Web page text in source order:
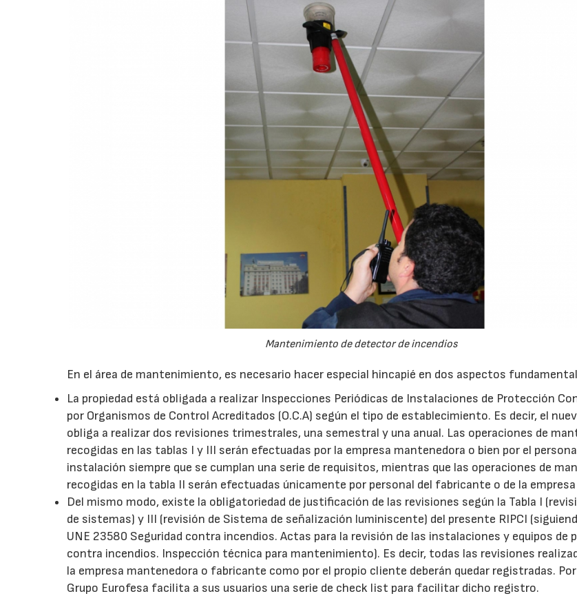
Mantenimiento de detector de incendios
En el área de mantenimiento, es necesario hacer especial hincapié en dos aspectos
La propiedad está obligada a realizar Inspecciones Periódicas de Instalaciones de Protección
por Organismos de Control Acreditados (O.C.A) según el tipo de establecimiento. Es decir, el
obliga a realizar dos revisiones trimestrales, una semestral y una anual. Las operaciones de
recogidas en las tablas I y III serán efectuadas por la empresa mantenedora o bien por el
instalación siempre que se cumplan una serie de requisitos, mientras que las operaciones de
recogidas en la tabla II serán efectuadas únicamente por personal del fabricante o de la
Del mismo modo, existe la obligatoriedad de justificación de las revisiones según la Tabla I
de sistemas) y III (revisión de Sistema de señalización luminiscente) del presente RIPCI
UNE 23580 Seguridad contra incendios. Actas para la revisión de las instalaciones y equipos de
contra incendios. Inspección técnica para mantenimiento). Es decir, todas las revisiones
la empresa mantenedora o fabricante como por el propio cliente deberán quedar registradas.
Grupo Eurofesa facilita a sus usuarios una serie de check list para facilitar dicho registro.